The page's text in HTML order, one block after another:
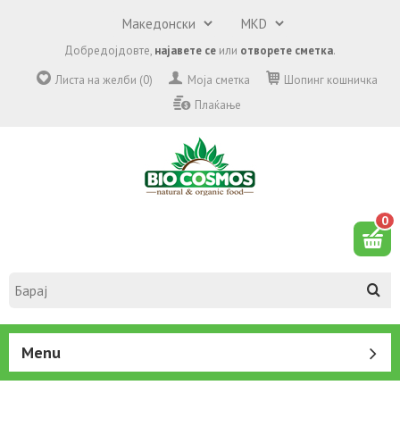
Добредојдовте, најавете се или отворете сметка.
Листа на желби (0)
Моја сметка
Шопинг кошничка
Плаќање
0
Menu